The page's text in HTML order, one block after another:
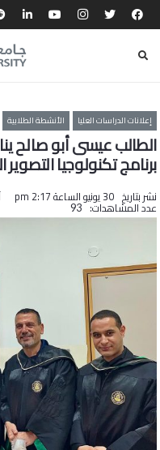
إعلانات الدراسات العليا الأنشطة الطلابية
الطالب عيسى أبو صالح
برنامج تكنولوجيا
نشر بتاريخ 30 يونيو الساعة 2:17 pm
عدد المشاهدات: 93